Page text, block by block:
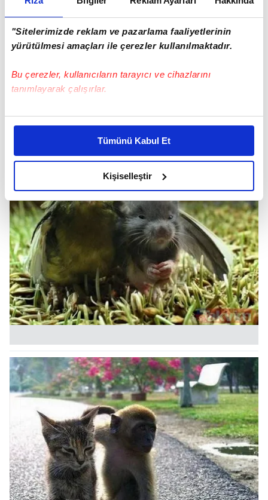
"Sitelerimizde reklam ve pazarlama faaliyetlerinin
yürütülmesi amaçları ile çerezler kullanılmaktadır.
Bu çerezler, kullanıcıların tarayıcı ve cihazlarını
tanımlayarak çalışırlar.
Bu çerezlere izin vermeniz halinde sizlere özel
daha iyi reklam deneyimi yaşatabiliriz. Bunu yaparken
amacımızın size daha iyi bir reklam deneyimi sunmak
olduğunu ve sizlere en iyi içerikleri sunabilmek adına
elimizden gelen çabayı gösterdiğimizi ve bu noktada,
reklamların maliyetlerimizi karşılamak noktasında tek gelir
kalemimiz olduğunu sizlere hatırlatmak isteriz.
Her halükârda, kullanıcılar, bu çerezlere izin vermedikleri
takdirde, kullanıcılara hedefli reklamlar
gösterilmeyecektir."
Sizlere daha iyi bir hizmet sunabilmek için İnternet
Sitemizde kendimize ve üçüncü kişilere ait çerezler
verileriniz işlenmekte olup gerekli olan çerezler bilgi
toplumu hizmetlerinin sunulması amacıyla
kullanılmaktadır. Diğer çerezler, sitemizin daha işlevsel
kılınması ve kişiselleştirilmesi ve sizlere yönelik
reklam/pazarlama faaliyetlerinin yapılması, amaçlarıyla
sınırlı olarak açık rızanız dahilinde kullanılacaktır.
Çerezlere ilişkin tercihlerinizi aşağıda yer alan panel
vasıtasıyla belirleyebilirsiniz. Çerezlere ilişkin detaylı bilgi
için Ayarlar butonuna tıklayabilir,
Çerez Bilgilendirme
Metnimiziziyaret edebilirsiniz.
Tümünü Kabul Et
Kişiselleştir